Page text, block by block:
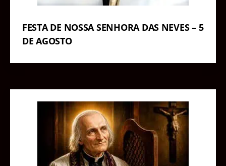
FESTA DE NOSSA SENHORA DAS NEVES – 5
DE AGOSTO